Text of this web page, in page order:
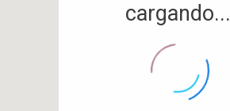
cargando...